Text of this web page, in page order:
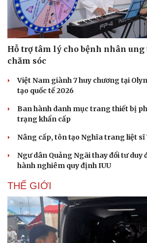
Văn hóa
Sân khấu - Điện ảnh
Văn học
Di sản
Giải trí
Nghệ sĩ
Hỗ trợ tâm lý cho bệnh nhân ung
chăm sóc
Việt Nam giành 7 huy chương tại
tạo quốc tế 2026
Ban hành danh mục trang thiết bị
trạng khẩn cấp
Nâng cấp, tôn tạo Nghĩa trang liệt sĩ
Ngư dân Quảng Ngãi thay đổi tư duy
hành nghiêm quy định IUU
THẾ GIỚI